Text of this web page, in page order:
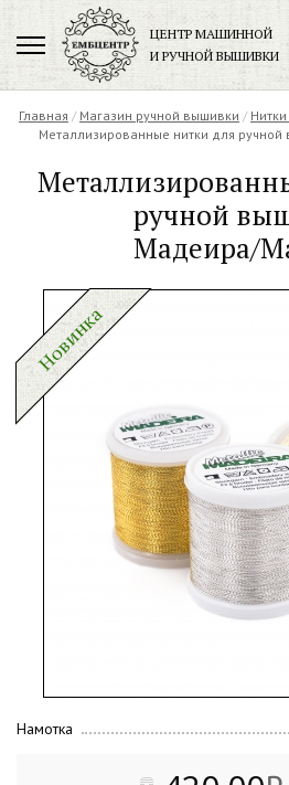
ЦЕНТР МАШИННОЙ
И РУЧНОЙ ВЫШИВКИ
+7 (901)199-
Главная / Магазин ручной вышивки /
Металлизированные нитки для
ручной
Мадеира/
Намотка